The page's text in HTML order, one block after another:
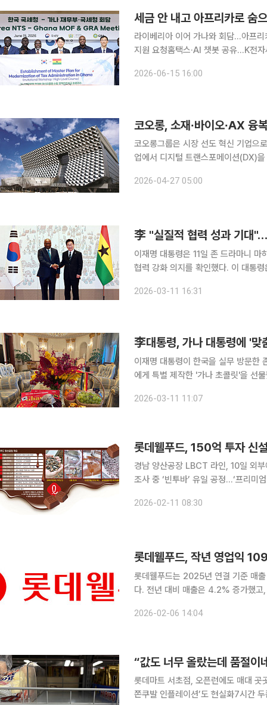
세금 안 내고 아프리카로 숨
라이베리아 이어 가나와 회담…아프
지원 요청홈택스·AI 챗봇 공유…K전자세정 협력도 속도 세금을 내
인 라이베리아와 징수공조 기반을 만
2026-06-15 16:00
코오롱, 소재∙바이오∙AX 융
코오롱그룹은 시장 선도 혁신 기업으
업에서 디지털 트랜스포메이션(DX)
극대화하고 있다. 코오롱
2026-04-27 05:00
李 "실질적 협력 성과 기대
이재명 대통령은 11일 존 드라마니
협력 강화 의지를 확인했다. 이 대통
2026-03-11 16:31
李대통령, 가나 대통령에 '
이재명 대통령이 한국을 실무 방문
에게 특별 제작한 '가나 초콜릿'을 선물했다. 이 대통령은 11일 오후 마하마 대통령과
화한다. 강유정 청와대 대변인은 "
2026-03-11 11:07
경남 양산공장 LBCT 라인, 10일 외
조사 중 ‘빈투바’ 유일 공정…‘프리미엄 가나‘ 생산 롯데웰푸드가 지난해
다시 세웠다. 10일 오후 2시 경
2026-02-11 08:30
롯데웰푸드, 작년 영업익
롯데웰푸드는 2025년 연결 기준 매
다. 전년 대비 매출은 4.2% 증가했
2396억원으로 전년 대비 16.8% 늘
2026-02-06 14:04
롯데마트 서초점, 오픈런에도 매대 곳
쫀쿠발 인플레이션’도 현실화7시간 두쫀쿠 노동